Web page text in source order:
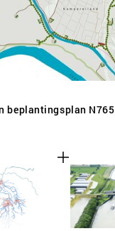
beplantingsplan N765